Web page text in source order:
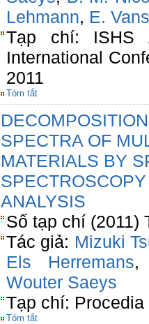
Lehmann, E.
Tạp chí: ISHS
International
2011
Tóm tắt
SPECTRA OF
MATERIALS BY
ANALYSIS
Số tạp chí (2011)
Tác giả: Mizuki
Els Herremans
Wouter Saeys
Tạp chí:
Tóm tắt